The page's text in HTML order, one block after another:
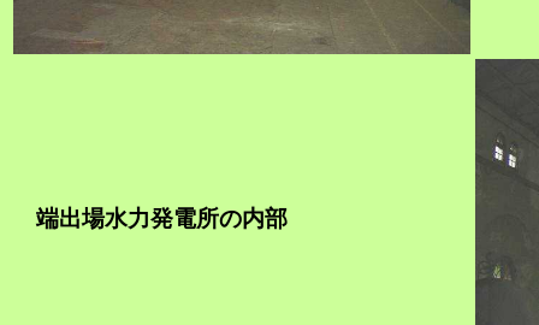
端出場水力発電所の内部